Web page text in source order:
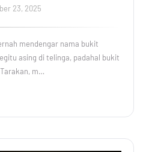
23, 2025
mendengar nama bukit
asing di telinga, padahal bukit
m…